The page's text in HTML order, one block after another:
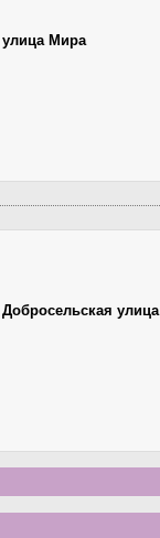
улица Мира
Добросельская улица